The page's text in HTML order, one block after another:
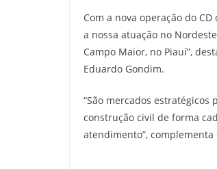
Com a nova operação do
a nossa atuação no
Campo Maior, no Piauí”,
Eduardo Gondim.
“São mercados
construção civil de forma
atendimento”, complementa